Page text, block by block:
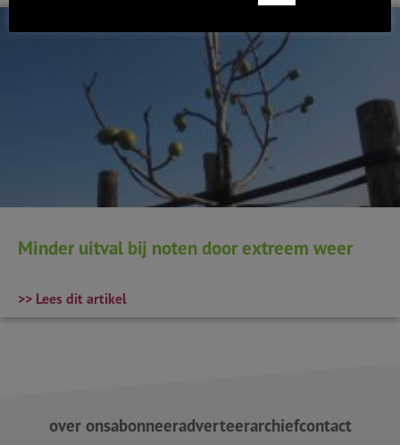
Minder uitval bij noten door extreem weer
>> Lees dit artikel
over onsabonneeradverteerarchiefcontact